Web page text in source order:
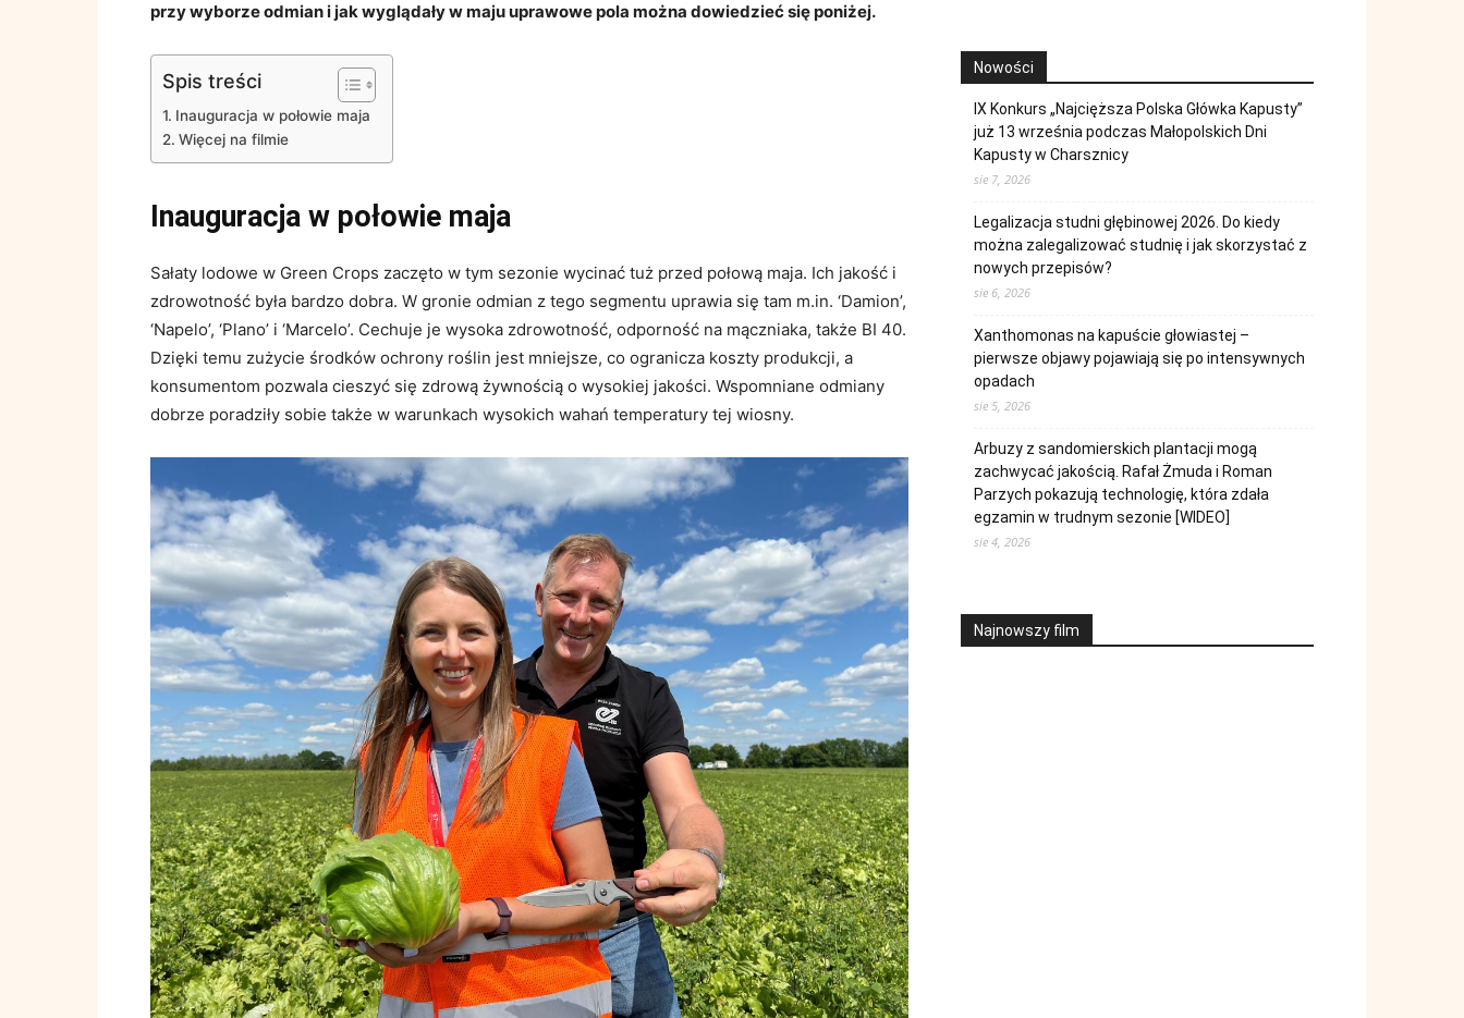
przy wyborze odmian i jak wyglądały w maju uprawowe pola można dowiedzieć się poniżej.
Spis treści
Inauguracja w połowie maja
Więcej na filmie
Inauguracja w połowie maja
Sałaty lodowe w Green Crops zaczęto w tym sezonie wycinać tuż przed połową maja. Ich jakość i
zdrowotność była bardzo dobra. W gronie odmian z tego segmentu uprawia się tam m.in. ‘Damion’,
‘Napelo’, ‘Plano’ i ‘Marcelo’. Cechuje je wysoka zdrowotność, odporność na mączniaka, także BI 40.
Dzięki temu zużycie środków ochrony roślin jest mniejsze, co ogranicza koszty produkcji, a
konsumentom pozwala cieszyć się zdrową żywnością o wysokiej jakości. Wspomniane odmiany
dobrze poradziły sobie także w warunkach wysokich wahań temperatury tej wiosny.
Nowości
IX Konkurs „Najcięższa Polska Główka Kapusty”
już 13 września podczas Małopolskich Dni
Kapusty w Charsznicy
sie 7, 2026
Legalizacja studni głębinowej 2026. Do kiedy
można zalegalizować studnię i jak skorzystać z
nowych przepisów?
sie 6, 2026
Xanthomonas na kapuście głowiastej –
pierwsze objawy pojawiają się po intensywnych
opadach
sie 5, 2026
Arbuzy z sandomierskich plantacji mogą
zachwycać jakością. Rafał Żmuda i Roman
Parzych pokazują technologię, która zdała
egzamin w trudnym sezonie [WIDEO]
sie 4, 2026
Najnowszy film